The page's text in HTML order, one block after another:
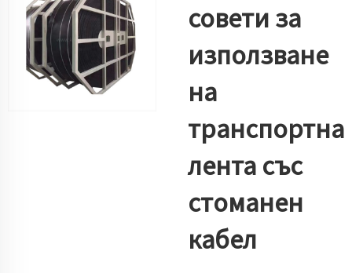
совети за
използване
на
транспортна
лента със
стоманен
кабел